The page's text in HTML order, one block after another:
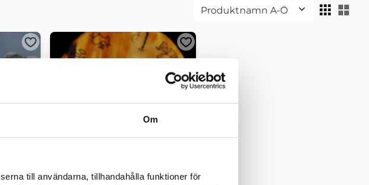
Om
till användarna, tillhandahålla funktioner för
Välj sortering
Lägg till i favoriter Lägg till i favoriter